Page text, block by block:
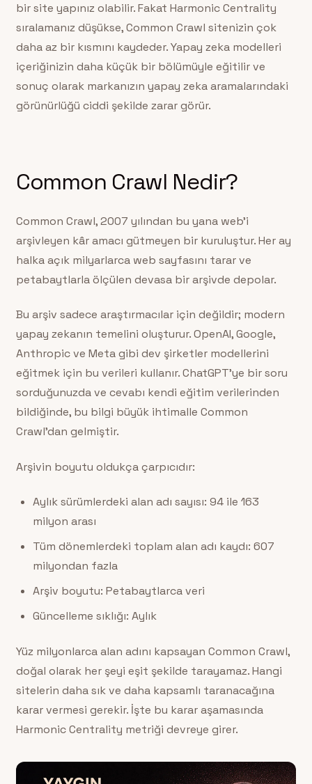
bir site yapınız olabilir. Fakat Harmonic Centrality
sıralamanız düşükse, Common Crawl sitenizin çok
daha az bir kısmını kaydeder. Yapay zeka modelleri
içeriğinizin daha küçük bir bölümüyle eğitilir ve
sonuç olarak markanızın yapay zeka aramalarındaki
görünürlüğü ciddi şekilde zarar görür.
Common Crawl Nedir?
Common Crawl, 2007 yılından bu yana web’i
arşivleyen kâr amacı gütmeyen bir kuruluştur. Her ay
halka açık milyarlarca web sayfasını tarar ve
petabaytlarla ölçülen devasa bir arşivde depolar.
Bu arşiv sadece araştırmacılar için değildir; modern
yapay zekanın temelini oluşturur. OpenAI, Google,
Anthropic ve Meta gibi dev şirketler modellerini
eğitmek için bu verileri kullanır. ChatGPT’ye bir soru
sorduğunuzda ve cevabı kendi eğitim verilerinden
bildiğinde, bu bilgi büyük ihtimalle Common
Crawl’dan gelmiştir.
Arşivin boyutu oldukça çarpıcıdır:
Aylık sürümlerdeki alan adı sayısı: 94 ile 163
milyon arası
Tüm dönemlerdeki toplam alan adı kaydı: 607
milyondan fazla
Arşiv boyutu: Petabaytlarca veri
Güncelleme sıklığı: Aylık
Yüz milyonlarca alan adını kapsayan Common Crawl,
doğal olarak her şeyi eşit şekilde tarayamaz. Hangi
sitelerin daha sık ve daha kapsamlı taranacağına
karar vermesi gerekir. İşte bu karar aşamasında
Harmonic Centrality metriği devreye girer.